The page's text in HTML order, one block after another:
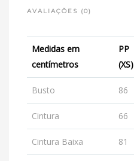
AVALIAÇÕES (0)
Medidas em
centímetros
PP
(XS)
Busto 86
Cintura 66
Cintura Baixa 81